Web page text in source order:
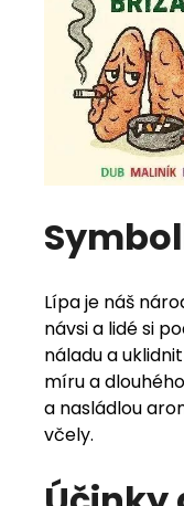
Lípa je náš
návsi a lidé si
náladu a
míru a
a nasládlou
včely.